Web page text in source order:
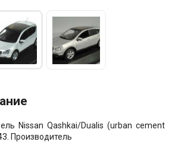
Nissan Qashkai/Dualis (urban cement
Производитель